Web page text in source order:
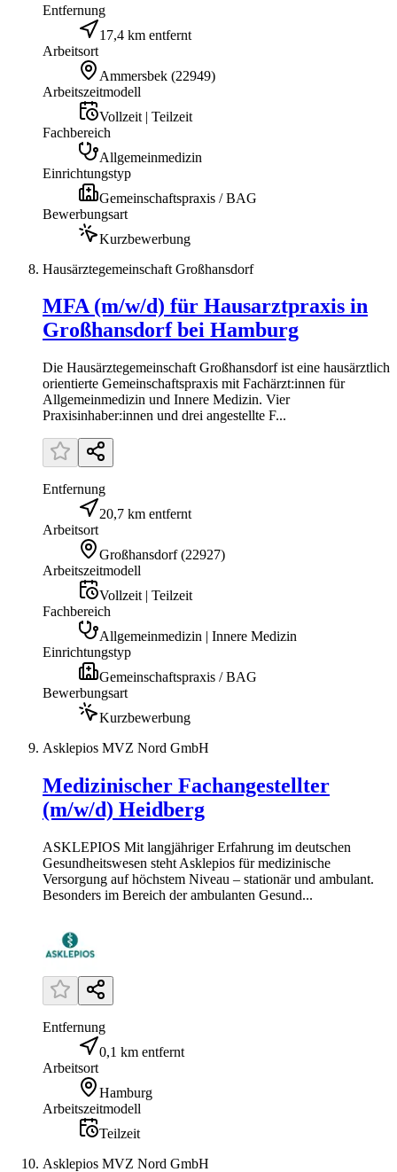
Entfernung
17,4 km entfernt
Arbeitsort
Ammersbek (22949)
Arbeitszeitmodell
Vollzeit | Teilzeit
Fachbereich
Allgemeinmedizin
Einrichtungstyp
Gemeinschaftspraxis / BAG
Bewerbungsart
Kurzbewerbung
Hausärztegemeinschaft Großhansdorf
MFA (m/w/d) für Hausarztpraxis in
Großhansdorf bei Hamburg
Die Hausärztegemeinschaft Großhansdorf ist eine hausärztlich
orientierte Gemeinschaftspraxis mit Fachärzt:innen für
Allgemeinmedizin und Innere Medizin. Vier
Praxisinhaber:innen und drei angestellte F...
Entfernung
20,7 km entfernt
Arbeitsort
Großhansdorf (22927)
Arbeitszeitmodell
Vollzeit | Teilzeit
Fachbereich
Allgemeinmedizin | Innere Medizin
Einrichtungstyp
Gemeinschaftspraxis / BAG
Bewerbungsart
Kurzbewerbung
Asklepios MVZ Nord GmbH
Medizinischer Fachangestellter
(m/w/d) Heidberg
ASKLEPIOS Mit langjähriger Erfahrung im deutschen
Gesundheitswesen steht Asklepios für medizinische
Versorgung auf höchstem Niveau – stationär und ambulant.
Besonders im Bereich der ambulanten Gesund...
Entfernung
0,1 km entfernt
Arbeitsort
Hamburg
Arbeitszeitmodell
Teilzeit
Asklepios MVZ Nord GmbH